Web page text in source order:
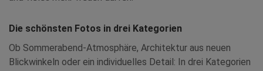
Die schönsten Fotos in drei Kategorien
Ob Sommerabend-Atmosphäre, Architektur aus neuen
Blickwinkeln oder ein individuelles Detail: In drei Kategorien